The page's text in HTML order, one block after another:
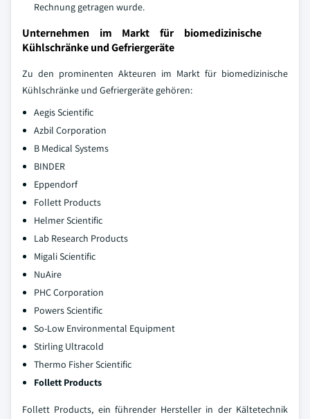
Rechnung getragen wurde.
Unternehmen im Markt für biomedizinische
Kühlschränke und Gefriergeräte
Zu den prominenten Akteuren im Markt für biomedizinische
Kühlschränke und Gefriergeräte gehören:
Aegis Scientific
Azbil Corporation
B Medical Systems
BINDER
Eppendorf
Follett Products
Helmer Scientific
Lab Research Products
Migali Scientific
NuAire
PHC Corporation
Powers Scientific
So-Low Environmental Equipment
Stirling Ultracold
Thermo Fisher Scientific
Follett Products
Follett Products, ein führender Hersteller in der Kältetechnik